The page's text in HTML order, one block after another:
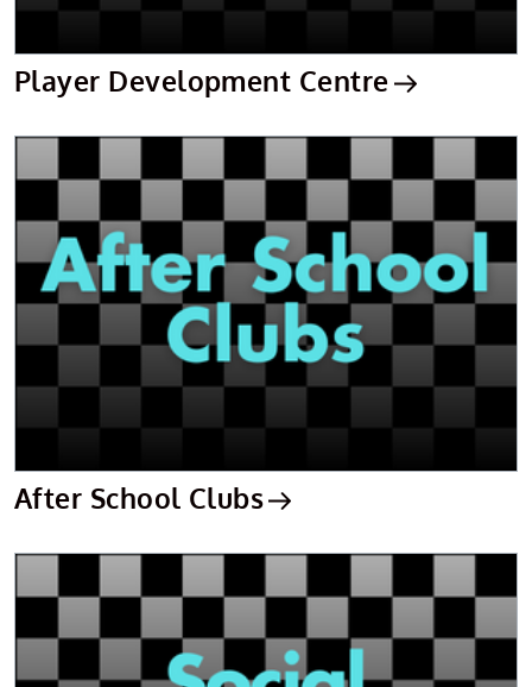
Player Development Centre
After School Clubs